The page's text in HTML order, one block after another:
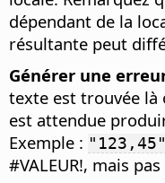
dépendant de la
résultante peut
Générer une
texte est trouvée là
est attendue
Exemple : "123,45"
#VALEUR!, mais pas